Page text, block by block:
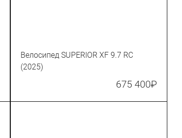
Велосипед SUPERIOR XF 9.7 RC
(2025)
675 400₽